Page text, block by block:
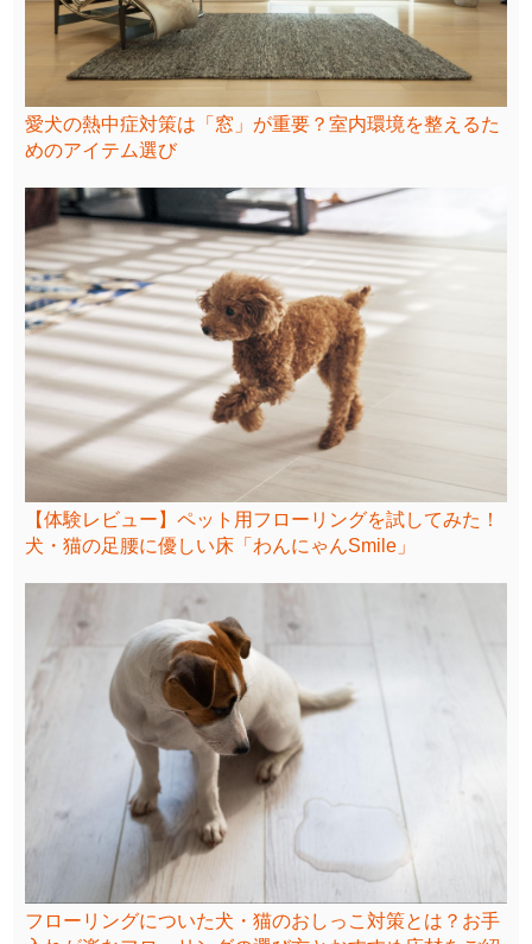
愛犬の熱中症対策は「窓」が重要？室内環境を整えるた
めのアイテム選び
【体験レビュー】ペット用フローリングを試してみた！
犬・猫の足腰に優しい床「わんにゃんSmile」
フローリングについた犬・猫のおしっこ対策とは？お手